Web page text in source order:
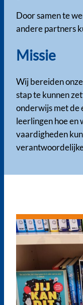
Door samen te
andere partners
Missie
Wij bereiden
stap te kunnen
onderwijs met de
leerlingen hoe en
vaardigheden